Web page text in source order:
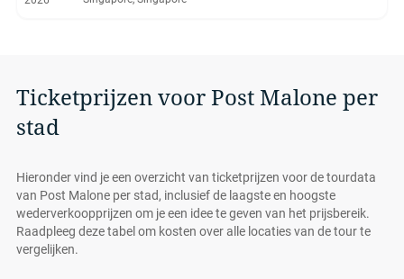
Ticketprijzen voor Post Malone per
stad
Hieronder vind je een overzicht van ticketprijzen voor de tourdata
van Post Malone per stad, inclusief de laagste en hoogste
wederverkoopprijzen om je een idee te geven van het prijsbereik.
Raadpleeg deze tabel om kosten over alle locaties van de tour te
vergelijken.